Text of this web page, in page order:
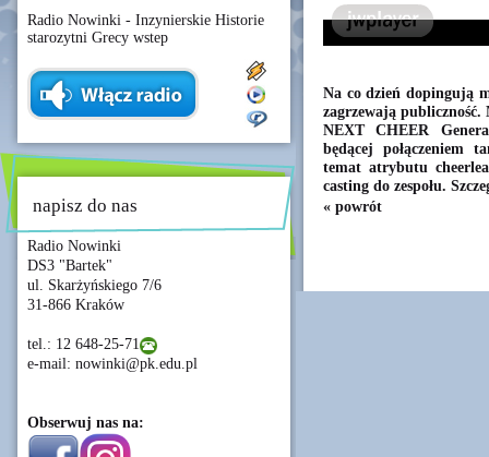
Radio Nowinki - Inzynierskie Historie
starozytni Grecy wstep
napisz do nas
Radio Nowinki
DS3 "Bartek"
ul. Skarżyńskiego 7/6
31-866 Kraków
tel.: 12 648-25-71
e-mail: nowinki@pk.edu.pl
Obserwuj nas na:
Na co dzień dopingują
zagrzewają publiczność.
NEXT CHEER
będącej połączeniem
temat atrybutu
casting do zespołu.
« powrót